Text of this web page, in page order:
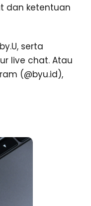
dan ketentuan
serta
live chat. Atau
(@byu.id),